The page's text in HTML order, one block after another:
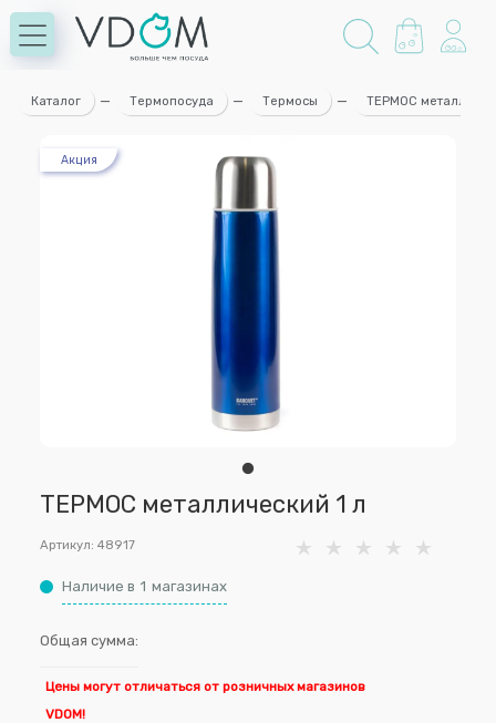
Каталог — Термопосуда — Термосы — ТЕРМОС
Акция
ТЕРМОС металлический 1 л
Артикул: 48917
Наличие в 1 магазинах
Общая сумма:
Цены могут отличаться от розничных магазинов
VDOM!